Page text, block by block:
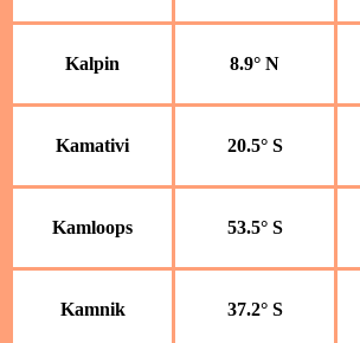
Kalpin 8.9° N
Kamativi 20.5° S
Kamloops 53.5° S
Kamnik 37.2° S